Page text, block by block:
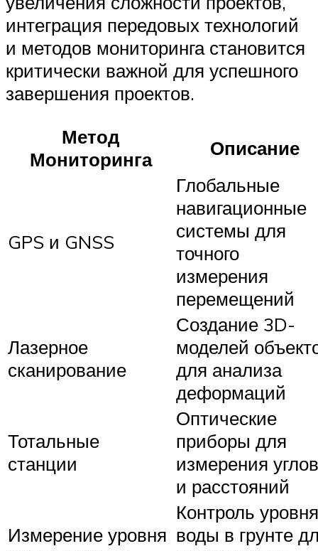
интеграция передовых технологий
и методов мониторинга становится
критически важной для успешного
завершения проектов.
Метод
Мониторинга
Описание
GPS и GNSS
Глобальные
навигационные
системы для
точного
измерения
перемещений
Лазерное
сканирование
Создание 3D-
моделей
для анализа
деформаций
Тотальные
станции
Оптические
приборы для
измерения углов
и расстояний
Измерение уровня
Контроль уровня
воды в грунте